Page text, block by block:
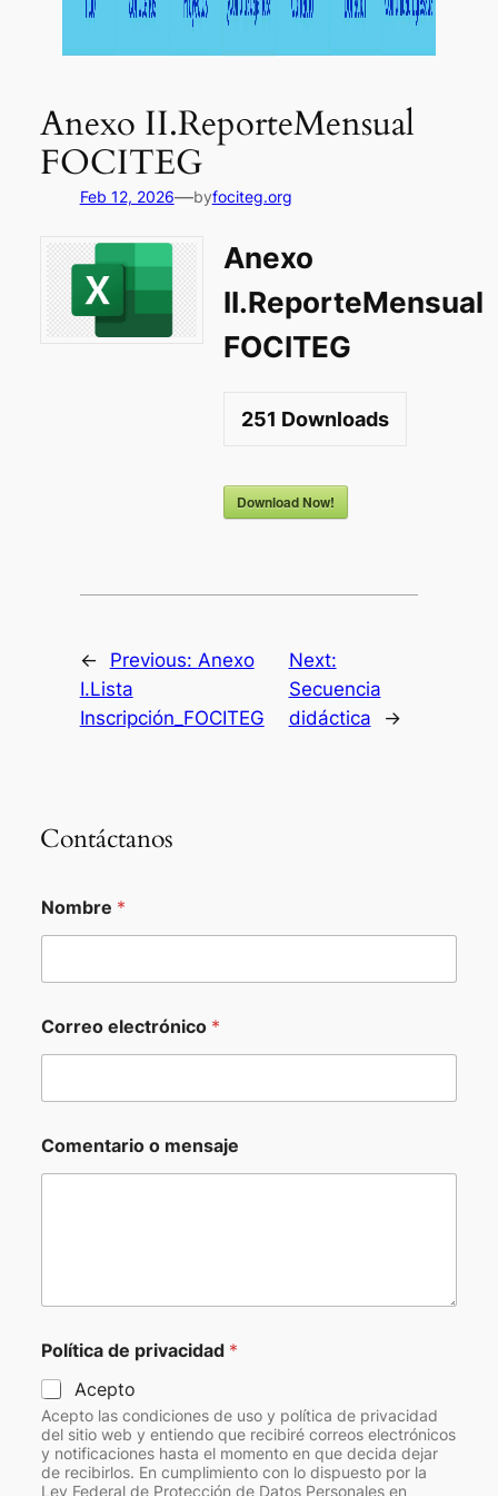
Anexo II.ReporteMensual
FOCITEG
Feb 12, 2026—byfociteg.org
Anexo
II.ReporteMensual
FOCITEG
251 Downloads
Download Now!
← Previous: Anexo
I.Lista
Inscripción_FOCITEG
Next:
Secuencia
didáctica
→
Contáctanos
Nombre *
Correo electrónico *
Comentario o mensaje
Política de privacidad *
Acepto
Acepto las condiciones de uso y política de privacidad
del sitio web y entiendo que recibiré correos electrónicos
y notificaciones hasta el momento en que decida dejar
de recibirlos. En cumplimiento con lo dispuesto por la
Ley Federal de Protección de Datos Personales en